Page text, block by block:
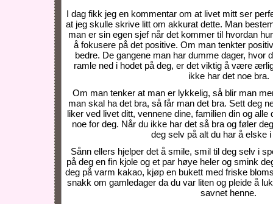
I dag fikk jeg en kommentar om at livet mitt ser
at jeg skulle skrive litt om akkurat dette. Man
man er sin egen sjef når det kommer til hvordan
å fokusere på det positive. Om man tenkter
bedre. De gangene man har dumme dager, hvor
ramle ned i hodet på deg, er det viktig å være
ikke har det noe bra.
Om man tenker at man er lykkelig, så blir man
man skal ha det bra, så får man det bra. Sett deg
liker ved livet ditt, vennene dine, familien din og
noe for deg. Når du ikke har det så bra og føler
deg selv på alt du har å elske
Sånn ellers hjelper det å smile, smil til deg selv i
på deg en fin kjole og et par høye heler og smink
deg på varm kakao, kjøp en bukett med friske
snakk om gamledager da du var liten og pleide å
savnet henne.